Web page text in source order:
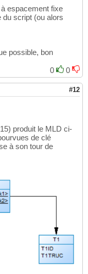
espacement fixe
du script (ou alors
possible, bon
0
0
#12
produit le MLD ci-
de clé
à son tour de